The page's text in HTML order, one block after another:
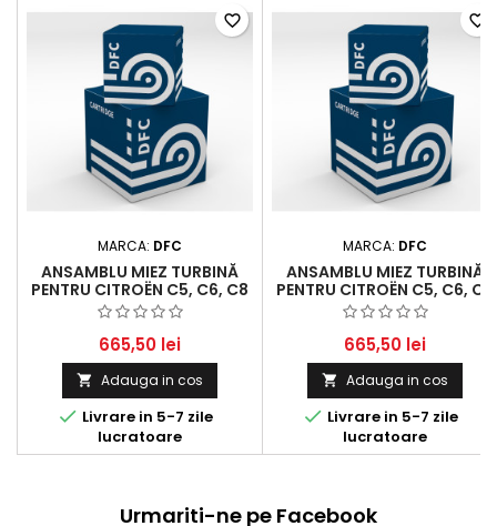
MARCA: DFC
ANSAMBLU MIEZ TURBINĂ
PENTRU CITROËN C5, C6, C8
ȘI PEUGEOT 407, 607, 807
2.2 HDI - PERFORMANȚĂ ȘI
FIABILITATE
665,50 lei
 Adauga in cos
 Livrare in 5-7 zile
lucratoare
favorite_border
MARCA: DFC
ANSAMBLU MIEZ TURBINĂ
PENTRU CITROËN C5, C6, C8
ȘI PEUGEOT 407, 607, 807
2.2 HDI - PERFORMANȚĂ ȘI
FIABILITATE
665,50 lei
 Adauga in cos
 Livrare in 5-7 zile
lucratoare
favorite_border
Urmariti-ne pe Facebook